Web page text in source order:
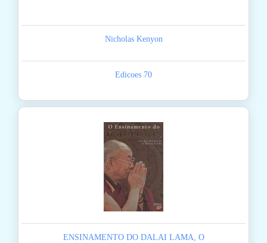
Nicholas Kenyon
Edicoes 70
ENSINAMENTO DO DALAI LAMA, O